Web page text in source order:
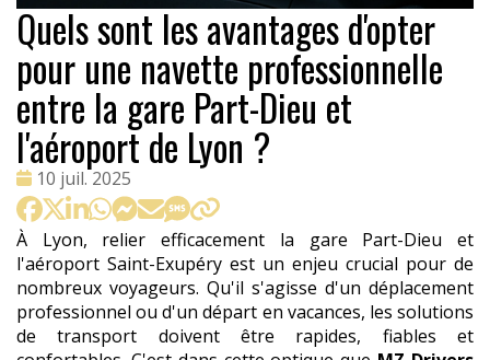
Quels sont les avantages d'opter
pour une navette professionnelle
entre la gare Part-Dieu et
l'aéroport de Lyon ?
Date
:
10 juil. 2025
À Lyon, relier efficacement la gare Part-Dieu et
l'aéroport Saint-Exupéry est un enjeu crucial pour de
nombreux voyageurs. Qu'il s'agisse d'un déplacement
professionnel ou d'un départ en vacances, les solutions
de transport doivent être rapides, fiables et